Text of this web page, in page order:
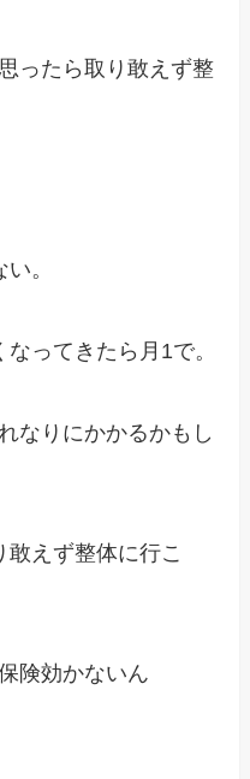
ったら取り敢えず整
。
ってきたら月1で。
なりにかかるかもし
えず整体に行こ
険効かないん